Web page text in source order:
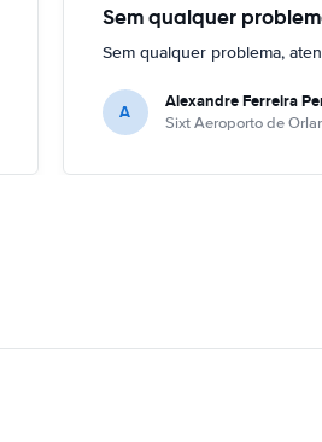
Sem qualquer
Sem qualquer problema,
A Alexandre Ferreira
Sixt Aeroporto de